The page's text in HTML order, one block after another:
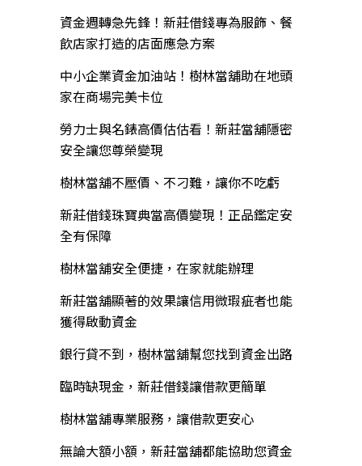
資金週轉急先鋒！新莊借錢專為服飾、餐
飲店家打造的店面應急方案
中小企業資金加油站！樹林當舖助在地頭
家在商場完美卡位
勞力士與名錶高價估估看！新莊當舖隱密
安全讓您尊榮變現
樹林當舖不壓價、不刁難，讓你不吃虧
新莊借錢珠寶典當高價變現！正品鑑定安
全有保障
樹林當舖安全便捷，在家就能辦理
新莊當舖顯著的效果讓信用微瑕疵者也能
獲得啟動資金
銀行貸不到，樹林當舖幫您找到資金出路
臨時缺現金，新莊借錢讓借款更簡單
樹林當舖專業服務，讓借款更安心
無論大額小額，新莊當舖都能協助您資金